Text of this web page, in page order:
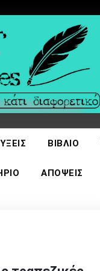
ΒΙΒΛΊΟ
ΑΠΌΨΕΙΣ